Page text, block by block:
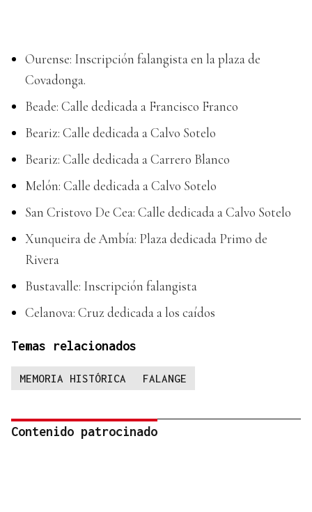
Ourense: Inscripción falangista en la plaza de
Covadonga.
Beade: Calle dedicada a Francisco Franco
Beariz: Calle dedicada a Calvo Sotelo
Beariz: Calle dedicada a Carrero Blanco
Melón: Calle dedicada a Calvo Sotelo
San Cristovo De Cea: Calle dedicada a Calvo Sotelo
Xunqueira de Ambía: Plaza dedicada Primo de
Rivera
Bustavalle: Inscripción falangista
Celanova: Cruz dedicada a los caídos
Temas relacionados
MEMORIA HISTÓRICA FALANGE
Contenido patrocinado